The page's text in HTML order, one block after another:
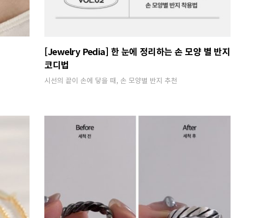
[Jewelry Pedia] 한 눈에 정리하는 손 모양 별 반지
코디법
시선의 끝이 손에 닿을 때, 손 모양별 반지 추천